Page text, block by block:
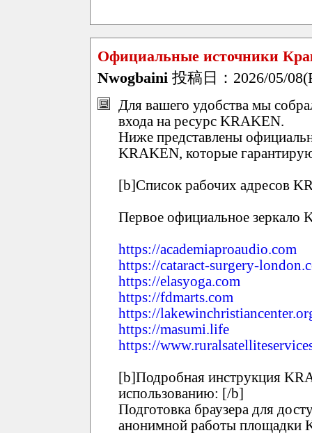
Официальные источники
Nwogbaini 投稿日：2026/05/
Для вашего удобства мы
входа на ресурс KRAKEN.
Ниже представлены
KRAKEN, которые
[b]Список рабочих адресов
Первое официальное зеркало
https://academiaproaudio.com
https://cataract-surgery-
https://elasyoga.com
https://fdmarts.com
https://
https://masumi.life
https://
[b]Подробная инструкция
использованию: [/b]
Подготовка браузера для
анонимной работы площадки